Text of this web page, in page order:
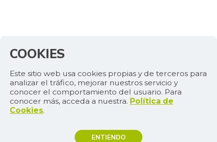
COOKIES
Este sitio web usa cookies propias y de terceros para
analizar el tráfico, mejorar nuestros servicio y
conocer el comportamiento del usuario. Para
conocer más, acceda a nuestra. Política de
Cookies.
ENTIENDO